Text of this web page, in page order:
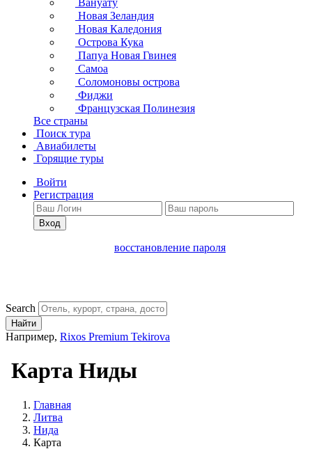
Вануату
Новая Зеландия
Новая Каледония
Острова Кука
Папуа Новая Гвинея
Самоа
Соломоновы острова
Фиджи
Французская Полинезия
Все страны
Поиск тура
Авиабилеты
Горящие туры
Войти
Регистрация
Вход
восстановление пароля
Search
Найти
Например, Rixos Premium Tekirova
Карта Ниды
Главная
Литва
Нида
Карта